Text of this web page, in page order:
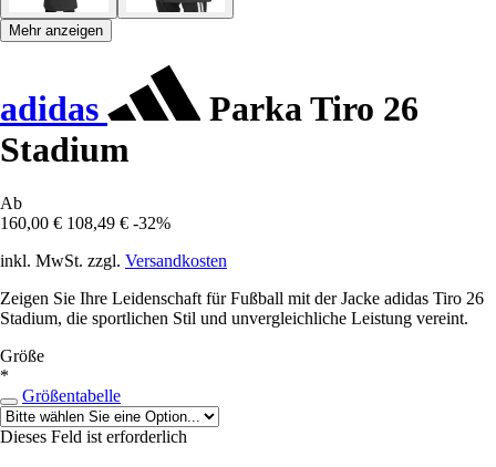
Mehr anzeigen
adidas
Parka Tiro 26
Stadium
Ab
160,00 € 108,49 € -32%
inkl. MwSt. zzgl. Versandkosten
Zeigen Sie Ihre Leidenschaft für Fußball mit der Jacke adidas Tiro 26
Stadium, die sportlichen Stil und unvergleichliche Leistung vereint.
Größe
*
Größentabelle
Dieses Feld ist erforderlich